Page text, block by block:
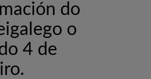
do
o
4 de